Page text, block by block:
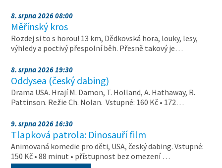
8. srpna 2026 08:00
Měřínský kros
Rozdej si to s horou! 13 km, Dědkovská hora, louky, lesy,
výhledy a poctivý přespolní běh. Přesně takový je…
8. srpna 2026 19:30
Oddysea (český dabing)
Drama USA. Hrají M. Damon, T. Holland, A. Hathaway, R.
Pattinson. Režie Ch. Nolan. Vstupné: 160 Kč • 172…
9. srpna 2026 16:30
Tlapková patrola: Dinosauří film
Animovaná komedie pro děti, USA, český dabing. Vstupné:
150 Kč • 88 minut • přístupnost bez omezení …